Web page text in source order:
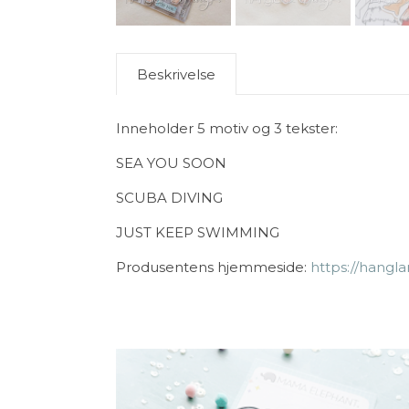
Beskrivelse
Inneholder 5 motiv og 3 tekster:
SEA YOU SOON
SCUBA DIVING
JUST KEEP SWIMMING
Produsentens hjemmeside: https://